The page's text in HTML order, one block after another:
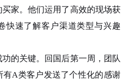
家。他们运用了高效的现场获
快速了解客户渠道类型与兴趣
关键。回国后第一周，团队
有A类客户发送了个性化的感谢